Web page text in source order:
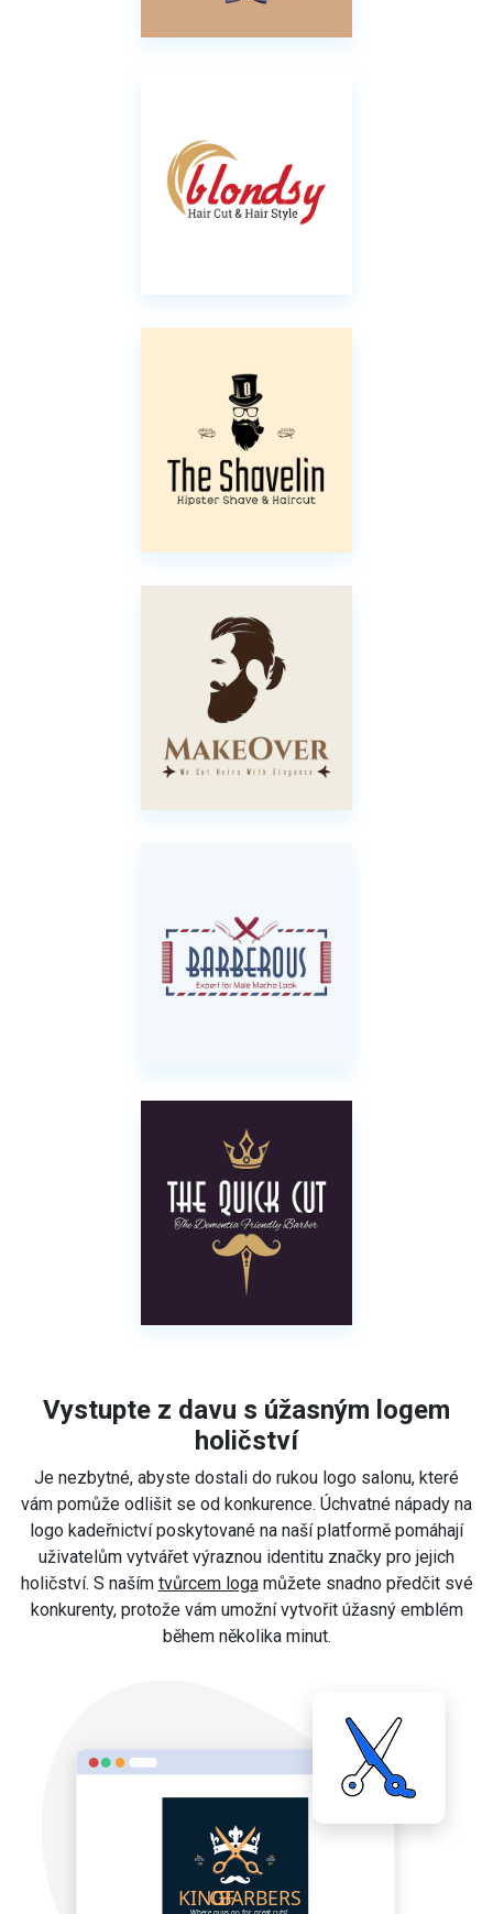
Vystupte z davu s úžasným logem
holičství
Je nezbytné, abyste dostali do rukou logo salonu, které
vám pomůže odlišit se od konkurence. Úchvatné nápady na
logo kadeřnictví poskytované na naší platformě pomáhají
uživatelům vytvářet výraznou identitu značky pro jejich
holičství. S naším tvůrcem logamůžete snadno předčit své
konkurenty, protože vám umožní vytvořit úžasný emblém
během několika minut.